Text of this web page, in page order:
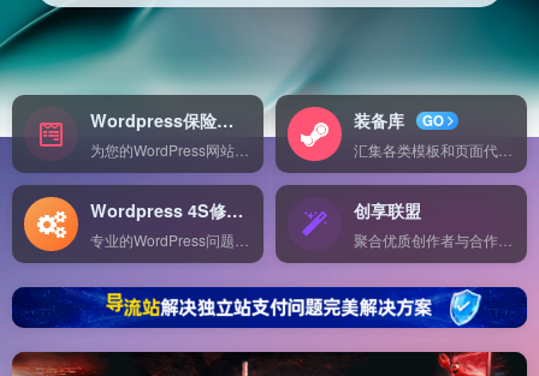
Wordpress保险NEW
装备库
GO
Wordpress 4S修理 创享联盟